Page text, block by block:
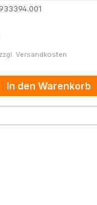
Versandkosten
In den Warenkorb